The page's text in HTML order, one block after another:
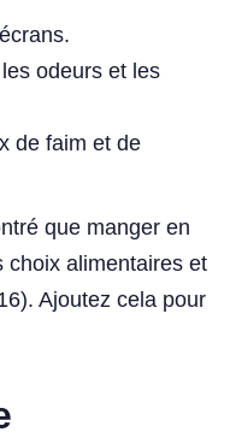
odeurs et les
de faim et de
que manger en
choix alimentaires et
Ajoutez cela pour